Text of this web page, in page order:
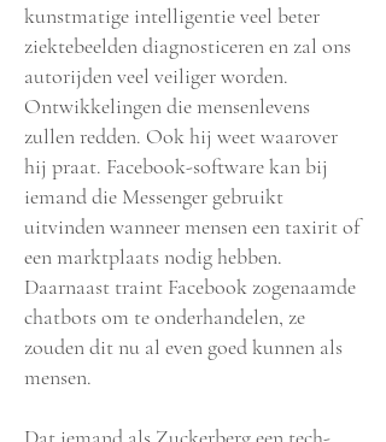
kunstmatige intelligentie veel beter
ziektebeelden diagnosticeren en zal ons
autorijden veel veiliger worden.
Ontwikkelingen die mensenlevens
zullen redden. Ook hij weet waarover
hij praat. Facebook-software kan bij
iemand die Messenger gebruikt
uitvinden wanneer mensen een taxirit of
een marktplaats nodig hebben.
Daarnaast traint Facebook zogenaamde
chatbots om te onderhandelen, ze
zouden dit nu al even goed kunnen als
mensen.